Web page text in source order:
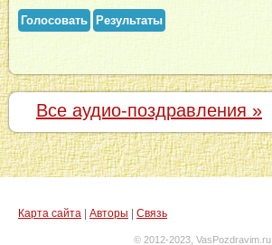
Голосовать Результаты
Все аудио-поздравления »
Карта сайта Авторы Связь
© 2012-2023, VasPozdravim.ru